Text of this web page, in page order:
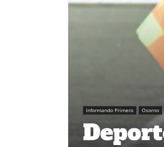
Informando Primero Osorno